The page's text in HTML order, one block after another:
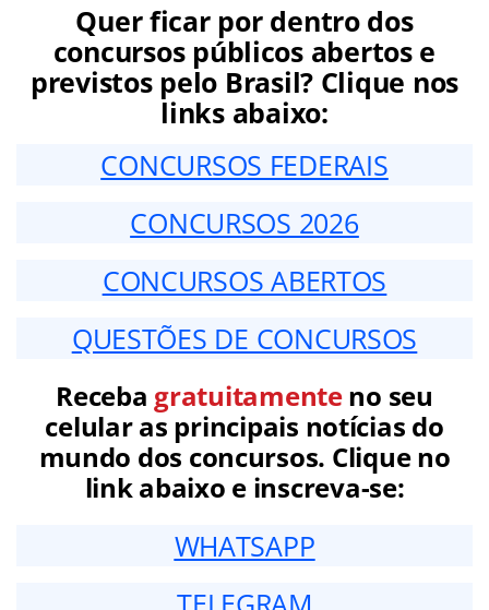
Quer ficar por dentro dos
concursos públicos abertos e
previstos pelo Brasil? Clique nos
links abaixo:
CONCURSOS FEDERAIS
CONCURSOS 2026
CONCURSOS ABERTOS
QUESTÕES DE CONCURSOS
Receba gratuitamenteno seu
celular as principais notícias do
mundo dos concursos. Clique no
link abaixo e inscreva-se:
WHATSAPP